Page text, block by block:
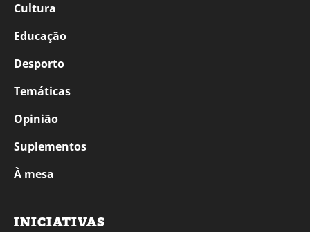
Cultura
Educação
Desporto
Temáticas
Opinião
Suplementos
À mesa
INICIATIVAS